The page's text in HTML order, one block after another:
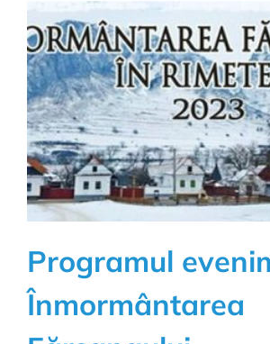
Programul
Înmormântarea